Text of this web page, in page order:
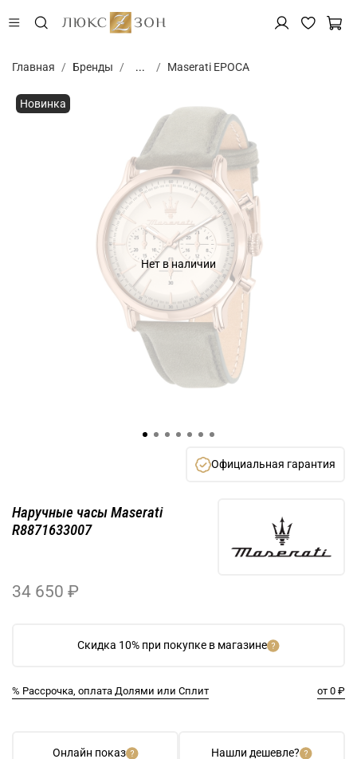
Главная Бренды ... Maserati EPOCA
Нет в наличии
Новинка
Официальная гарантия
Скидка 10% при покупке в магазине
% Рассрочка, оплата Долями или Сплит от 0 ₽
Наручные часы Maserati
R8871633007
34 650 ₽
Онлайн показ Нашли дешевле?